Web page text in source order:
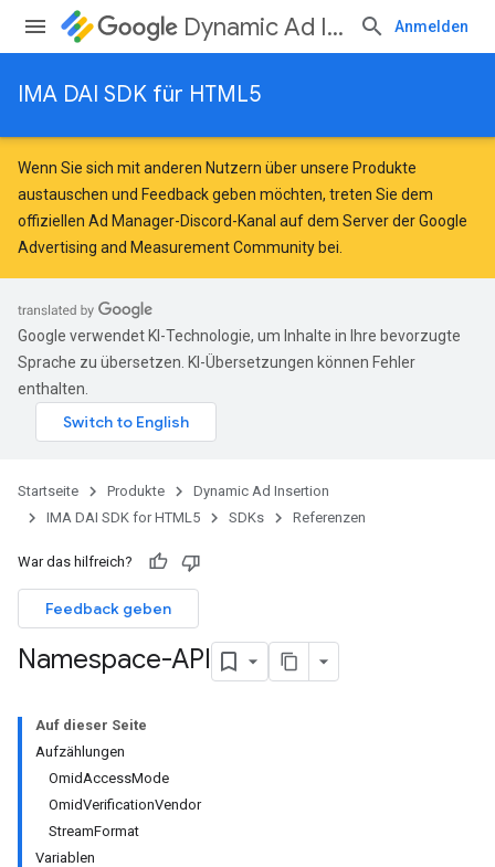
Dynamic Ad Insertion Anmelden
IMA DAI SDK für HTML5
Wenn Sie sich mit anderen Nutzern über unsere Produkte
austauschen und Feedback geben möchten, treten Sie dem
offiziellen Ad Manager-Discord-Kanal auf dem Server derGoogle
Advertising and Measurement Community bei.
Google verwendet KI-Technologie, um Inhalte in Ihre bevorzugte
Sprache zu übersetzen. KI-Übersetzungen können Fehler
enthalten.
Startseite Produkte
Dynamic Ad Insertion
IMA DAI SDK for HTML5
SDKs Referenzen
War das hilfreich?
Feedback geben
Namespace-API
Auf dieser Seite
Aufzählungen
OmidAccessMode
OmidVerificationVendor
StreamFormat
Variablen